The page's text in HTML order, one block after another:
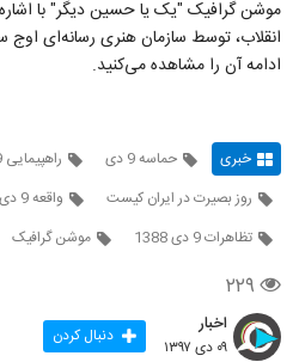
موشن گرافیک "یک یا حسین دیگر" با
انقلاب، توسط سازمان هنری رسانه‌ای
ادامه آن را مشاهده می‌کنید.
خبری حماسه 9 دی راهپیمایی 9 دی
روز بصیرت در ایران کیست
واقعه 9 دی در تقویم ایران
تظاهرات 9 دی 1388
موشن گرافیک
۲۲۹
اخبار
۰۹ دی ۱۳۹۷ دنبال کردن